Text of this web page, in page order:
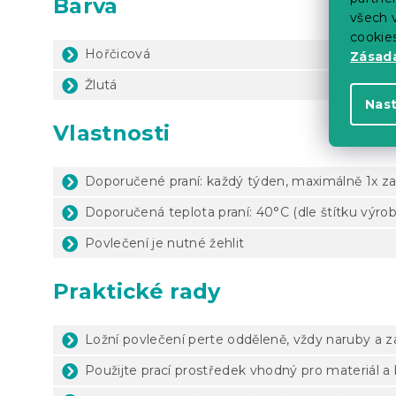
všech
Barva
Hořčicová
Žlutá
Vlastnosti
Doporučené praní: každý týden, maximálně 1x
Doporučená teplota praní: 40°C (dle štítku
Povlečení je nutné žehlit
Praktické rady
Ložní povlečení perte odděleně, vždy naruby a
Použijte prací prostředek vhodný pro materiál